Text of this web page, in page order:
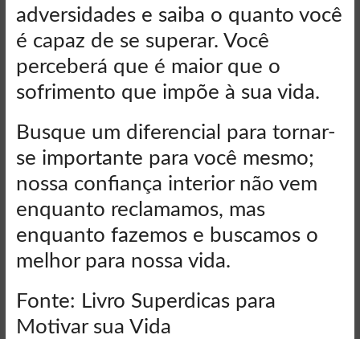
adversidades e saiba o quanto você
é capaz de se superar. Você
perceberá que é maior que o
sofrimento que impõe à sua vida.
Busque um diferencial para tornar-
se importante para você mesmo;
nossa confiança interior não vem
enquanto reclamamos, mas
enquanto fazemos e buscamos o
melhor para nossa vida.
Fonte: Livro Superdicas para
Motivar sua Vida